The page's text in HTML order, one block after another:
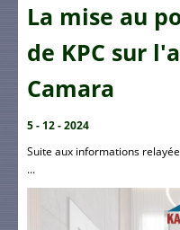
La mise au
de KPC sur
Camara
5 - 12 - 2024
Suite aux informations
...